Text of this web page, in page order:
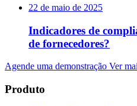
22 de maio de 2025
Indicadores de
de fornecedores?
Agende uma demonstração Ver
Produto